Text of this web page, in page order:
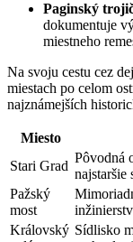
Paginský
dokumentuje
miestneho
Na svoju cestu cez
miestach po celom
najznámejších
Miesto
Stari Grad
Pôvodná
najstaršie
Pažský
most
Královský Sídlisko